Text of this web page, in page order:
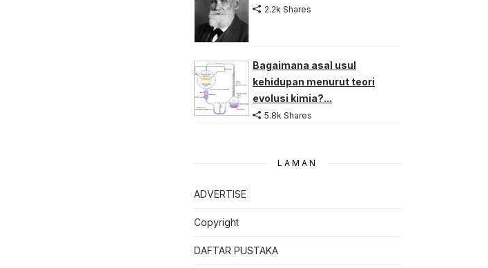
2.2k Shares
Bagaimana asal usul
kehidupan menurut teori
evolusi kimia?...
5.8k Shares
LAMAN
ADVERTISE
Copyright
DAFTAR PUSTAKA